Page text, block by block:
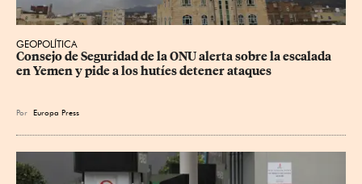
GEOPOLÍTICA
Consejo de Seguridad de la ONU alerta sobre la escalada
en Yemen y pide a los hutíes detener ataques
Por Europa Press